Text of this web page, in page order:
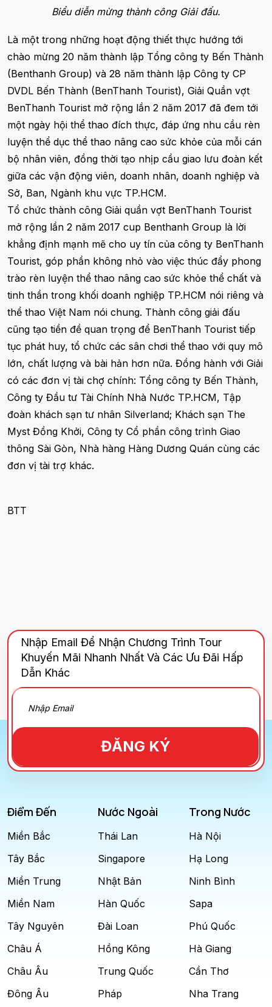
Biểu diễn mừng thành công Giải đấu.
Là một trong những hoạt động thiết thực hướng tới
chào mừng 20 năm thành lập Tổng công ty Bến Thành
(Benthanh Group) và 28 năm thành lập Công ty CP
DVDL Bến Thành (BenThanh Tourist), Giải Quần vợt
BenThanh Tourist mở rộng lần 2 năm 2017 đã đem tới
một ngày hội thể thao đích thực, đáp ứng nhu cầu rèn
luyện thể dục thể thao nâng cao sức khỏe của mỗi cán
bộ nhân viên, đồng thời tạo nhịp cầu giao lưu đoàn kết
giữa các vận động viên, doanh nhân, doanh nghiệp và
Sở, Ban, Ngành khu vực TP.HCM.
Tổ chức thành công Giải quần vợt BenThanh Tourist
mở rộng lần 2 năm 2017 cup Benthanh Group là lời
khẳng định mạnh mẽ cho uy tín của công ty BenThanh
Tourist, góp phần không nhỏ vào việc thúc đẩy phong
trào rèn luyện thể thao nâng cao sức khỏe thể chất và
tinh thần trong khối doanh nghiệp TP.HCM nói riêng và
thể thao Việt Nam nói chung. Thành công giải đấu
cũng tạo tiền đề quan trọng để BenThanh Tourist tiếp
tục phát huy, tổ chức các sân chơi thể thao với quy mô
lớn, chất lượng và bài hản hơn nữa. Đồng hành với Giải
có các đơn vị tài chợ chính: Tổng công ty Bến Thành,
Công ty Đầu tư Tài Chính Nhà Nước TP.HCM, Tập
đoàn khách sạn tư nhân Silverland; Khách sạn The
Myst Đồng Khởi, Công ty Cổ phần công trình Giao
thông Sài Gòn, Nhà hàng Hàng Dương Quán cùng các
đơn vị tài trợ khác.
BTT
Nhập Email Để Nhận Chương Trình Tour
Khuyến Mãi Nhanh Nhất Và Các Ưu Đãi Hấp
Dẫn Khác
ĐĂNG KÝ
Điểm Đến
Miền Bắc
Tây Bắc
Miền Trung
Miền Nam
Tây Nguyên
Châu Á
Châu Âu
Đông Âu
Nước Ngoài
Thái Lan
Singapore
Nhật Bản
Hàn Quốc
Đài Loan
Hồng Kông
Trung Quốc
Pháp
Trong Nước
Hà Nội
Hạ Long
Ninh Bình
Sapa
Phú Quốc
Hà Giang
Cần Thơ
Nha Trang